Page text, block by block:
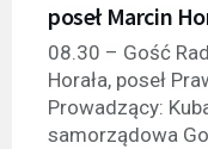
poseł Marcin
08.30 – Gość
Horała, poseł
Prowadzący:
samorządowa